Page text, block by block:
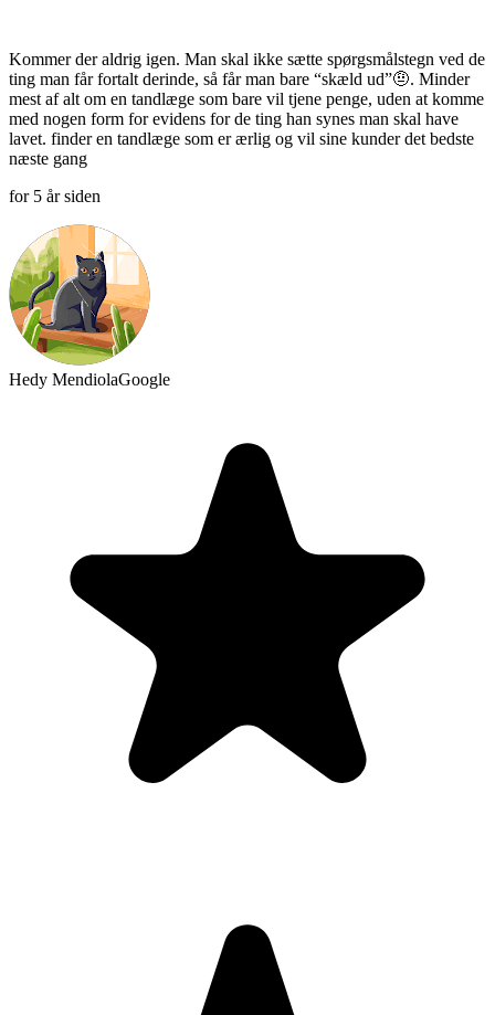
Kommer der aldrig igen. Man skal ikke sætte spørgsmålstegn ved de
ting man får fortalt derinde, så får man bare “skæld ud”🤨. Minder
mest af alt om en tandlæge som bare vil tjene penge, uden at komme
med nogen form for evidens for de ting han synes man skal have
lavet. finder en tandlæge som er ærlig og vil sine kunder det bedste
næste gang
for 5 år siden
Hedy MendiolaGoogle